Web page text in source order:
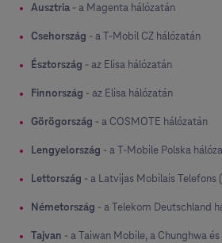
Ausztria - a Magenta hálózatán
Csehország - a T-Mobil CZ hálózatán
Észtország - az Elisa hálózatán
Finnország - az Elisa hálózatán
Görögország - a COSMOTE hálózatán
Lengyelország - a T-Mobile Polska
Lettország - a Latvijas Mobilais Telefons
Németország - a Telekom Deutschland
Tajvan - a Taiwan Mobile, a Chunghwa